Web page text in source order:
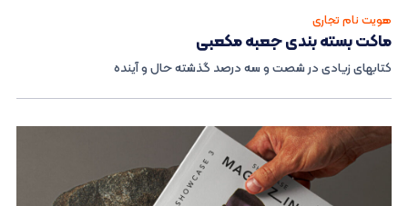
هویت نام تجاری
ماکت بسته بندی جعبه مکعبی
کتابهای زیادی در شصت و سه درصد گذشته حال و آینده